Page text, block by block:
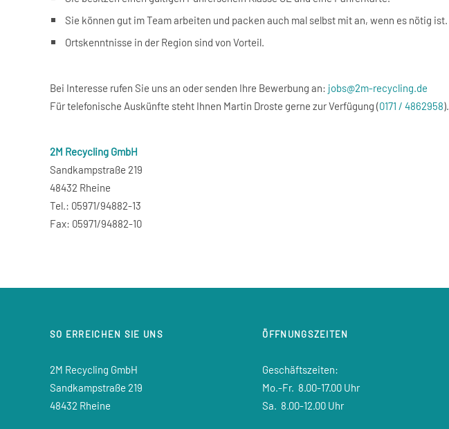
Sie können gut im Team arbeiten und packen auch mal selbst mit an, wenn es nötig ist.
Ortskenntnisse in der Region sind von Vorteil.
Bei Interesse rufen Sie uns an oder senden Ihre Bewerbung an: jobs@2m-recycling.de
Für telefonische Auskünfte steht Ihnen Martin Droste gerne zur Verfügung (0171 / 4862958).
2M Recycling GmbH
Sandkampstraße 219
48432 Rheine
Tel.: 05971/94882-13
Fax: 05971/94882-10
SO ERREICHEN SIE UNS
2M Recycling GmbH
Sandkampstraße 219
48432 Rheine
ÖFFNUNGSZEITEN
Geschäftszeiten:
Mo.-Fr. 8.00-17.00 Uhr
Sa. 8.00-12.00 Uhr